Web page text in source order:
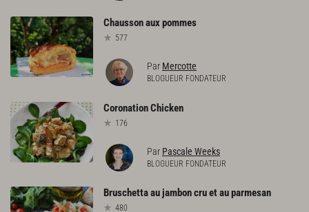
Chaussonauxpommes
577
Par Mercotte
BLOGUEUR FONDATEUR
CoronationChicken
176
Par Pascale Weeks
BLOGUEUR FONDATEUR
Bruschettaaujamboncruetauparmesan
480